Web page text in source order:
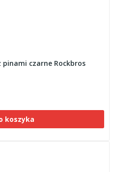
pinami czarne Rockbros
koszyka